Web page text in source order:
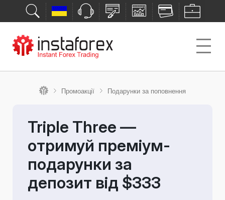
Промоакції Подарунки за поповнення
Triple Three —
отримуй преміум-
подарунки за
депозит від $333